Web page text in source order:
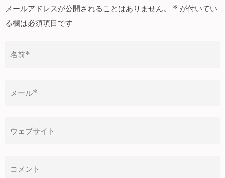
ゲ
ー
ョ
メールアドレスが公開されることはありません。 * が付いてい
る欄は必須項目です